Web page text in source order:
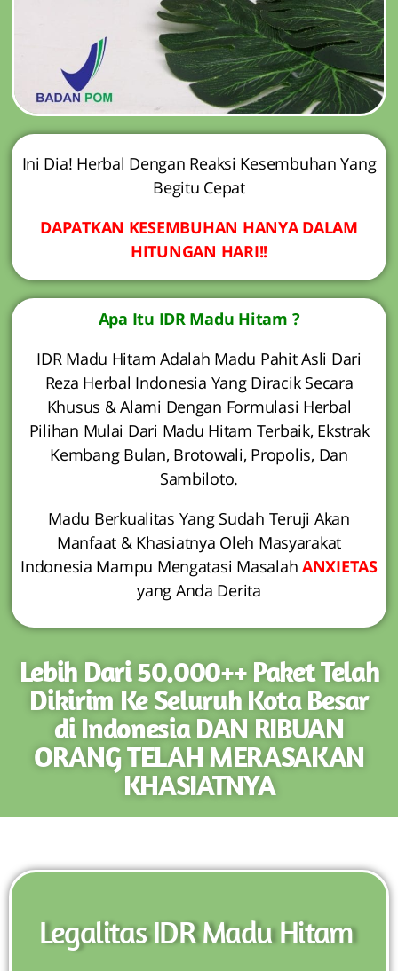
Ini Dia! Herbal Dengan Reaksi Kesembuhan Yang
Begitu Cepat
DAPATKAN KESEMBUHAN HANYA DALAM
HITUNGAN HARI!!
Apa Itu IDR Madu Hitam ?
IDR Madu Hitam Adalah Madu Pahit Asli Dari
Reza Herbal Indonesia Yang Diracik Secara
Khusus & Alami Dengan Formulasi Herbal
Pilihan Mulai Dari Madu Hitam Terbaik, Ekstrak
Kembang Bulan, Brotowali, Propolis, Dan
Sambiloto.
Madu Berkualitas Yang Sudah Teruji Akan
Manfaat & Khasiatnya Oleh Masyarakat
Indonesia Mampu Mengatasi Masalah ANXIETAS
yang Anda Derita
Lebih Dari 50.000++ Paket Telah
Dikirim Ke Seluruh Kota Besar
di Indonesia DAN RIBUAN
ORANG TELAH MERASAKAN
KHASIATNYA
Legalitas IDR Madu Hitam